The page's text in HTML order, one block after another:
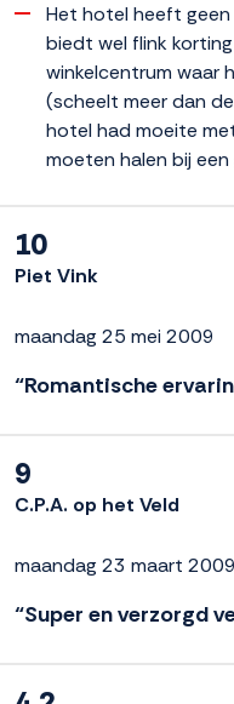
Het hotel heeft geen
biedt wel flink
winkelcentrum waar
(scheelt meer dan
hotel had moeite
moeten halen bij
10
Piet Vink
maandag 25 mei 2009
“Romantische
9
C.P.A. op het Veld
maandag 23 maart 2009
“Super en verzorgd